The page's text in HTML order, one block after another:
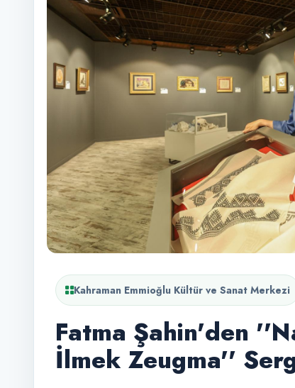
Kahraman Emmioğlu Kültür ve Sanat Merkezi
Fatma Şahin'den
İlmek Zeugma''